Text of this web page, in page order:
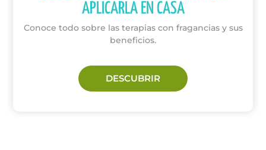
APLICARLA EN CASA
Conoce todo sobre las terapias con fragancias y sus
beneficios.
DESCUBRIR